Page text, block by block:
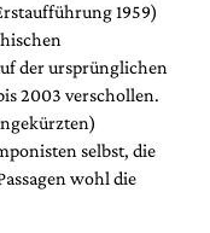
1959)
der ursprünglichen
2003 verschollen.
selbst, die
wohl die